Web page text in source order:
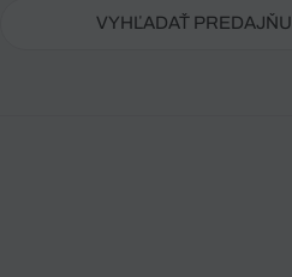
VYHĽADAŤ PREDAJŇU